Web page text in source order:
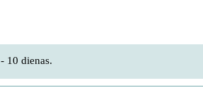
10 dienas.